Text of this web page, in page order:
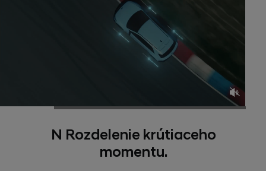
N Rozdelenie krútiaceho
momentu.